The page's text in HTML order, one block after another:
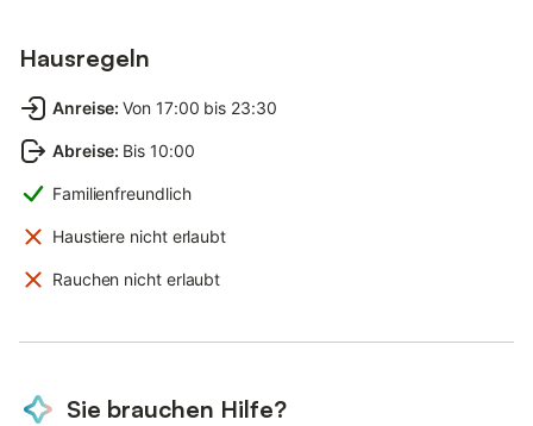
Hausregeln
Anreise: Von 17:00 bis 23:30
Abreise: Bis 10:00
Familienfreundlich
Haustiere nicht erlaubt
Rauchen nicht erlaubt
Sie brauchen Hilfe?